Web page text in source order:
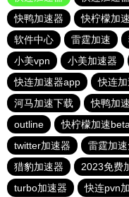
快鸭加速器
快柠檬加
软件中心
雷霆加速
小美vpn
小美加速器
快连加速器app
快连
河马加速下载
快鸭加
outline
快柠檬加速
twitter加速器
雷霆加
猎豹加速器
2023免费
turbo加速器
快连pvn